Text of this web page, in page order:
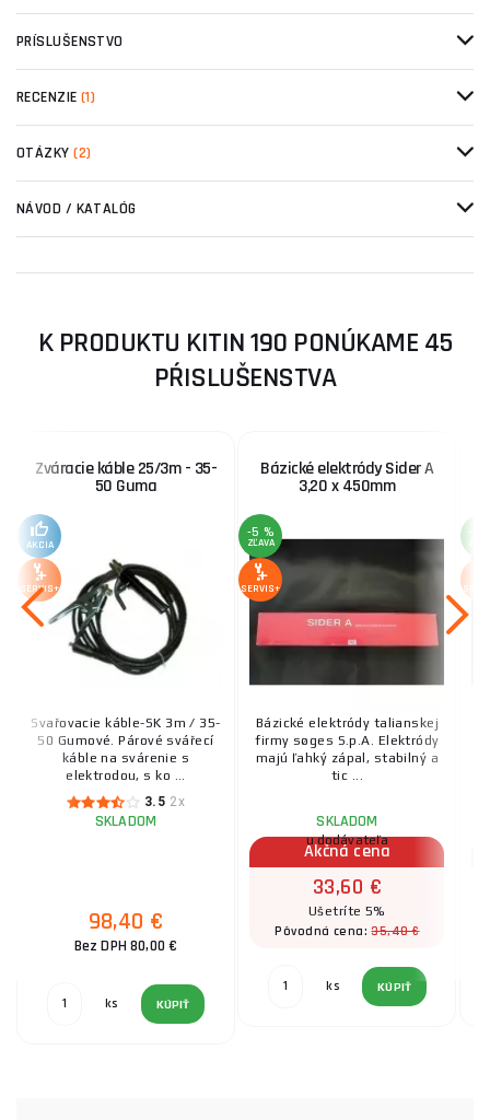
PRÍSLUŠENSTVO
RECENZIE (1)
OTÁZKY(2)
NÁVOD / KATALÓG
K PRODUKTU KITIN 190 PONÚKAME 45
PŔISLUŠENSTVA
Zváracie káble 25/3m - 35-
50 Guma
AKCIA
SERVIS+
Svařovacie káble-SK 3m / 35-
50 Gumové. Párové svářecí
káble na svárenie s
elektrodou, s ko ...
3.5 2x
SKLADOM
98,40 €
Bez DPH 80,00 €
ks KÚPIŤ
Bázické elektródy Sider A
3,20 x 450mm
-5 %
ZĽAVA
SERVIS+
Bázické elektródy talianskej
firmy søges S.p.A. Elektródy
majú ľahký zápal, stabilný a
tic ...
SKLADOM
u dodávateľa
Akčná cena
33,60 €
Ušetríte 5%
Pôvodná cena:35,40 €
ks KÚPIŤ